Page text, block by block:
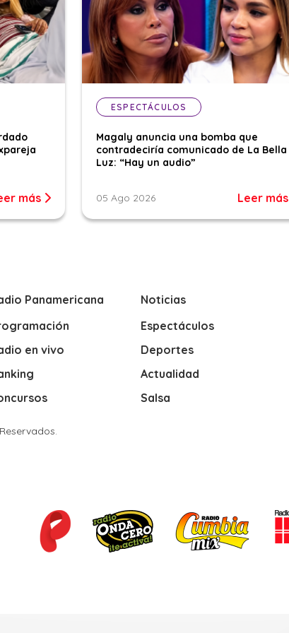
más
ESPECTÁCULOS
Magaly anuncia una bomba que
contradeciría comunicado de La Bella
Luz: “Hay un audio”
05 Ago 2026 Leer más
Panamericana
en vivo
Noticias
Espectáculos
Deportes
Actualidad
Salsa